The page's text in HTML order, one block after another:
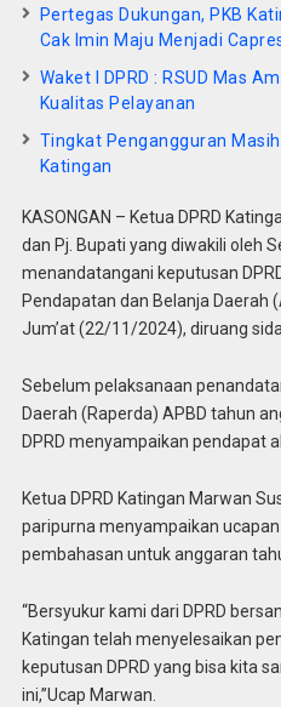
Pertegas Dukungan, PKB
Cak Imin Maju Menjadi
Waket I DPRD : RSUD Mas
Kualitas Pelayanan
Tingkat Pengangguran
Katingan
KASONGAN – Ketua DPRD
dan Pj. Bupati yang diwakili oleh
menandatangani keputusan
Pendapatan dan Belanja Daerah
Jum’at (22/11/2024), diruang
Sebelum pelaksanaan
Daerah (Raperda) APBD tahun
DPRD menyampaikan pendapat
Ketua DPRD Katingan Marwan
paripurna menyampaikan
pembahasan untuk anggaran
“Bersyukur kami dari DPRD
Katingan telah menyelesaikan
keputusan DPRD yang bisa kita
ini,”Ucap Marwan.